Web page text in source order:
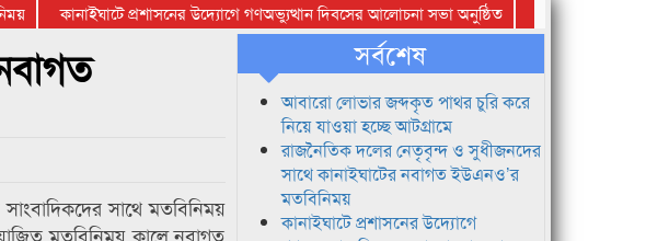
কানাইঘাটে প্রশাসনের উদ্যোগে গণঅভ্যুত্থান দিবসের আলোচনা সভা অনুষ্ঠিত
সিলেট অনলাইন
সাংবাদিকদের সাথে মতবিনিময়
মতবিনিময় কালে নবাগত
সর্বশেষ
আবারো লোভার জব্দকৃত পাথর চুরি করে
নিয়ে যাওয়া হচ্ছে আটগ্রামে
রাজনৈতিক দলের নেতৃবৃন্দ ও সুধীজনদের
সাথে কানাইঘাটের নবাগত ইউএনও’র
মতবিনিময়
কানাইঘাটে প্রশাসনের উদ্যোগে